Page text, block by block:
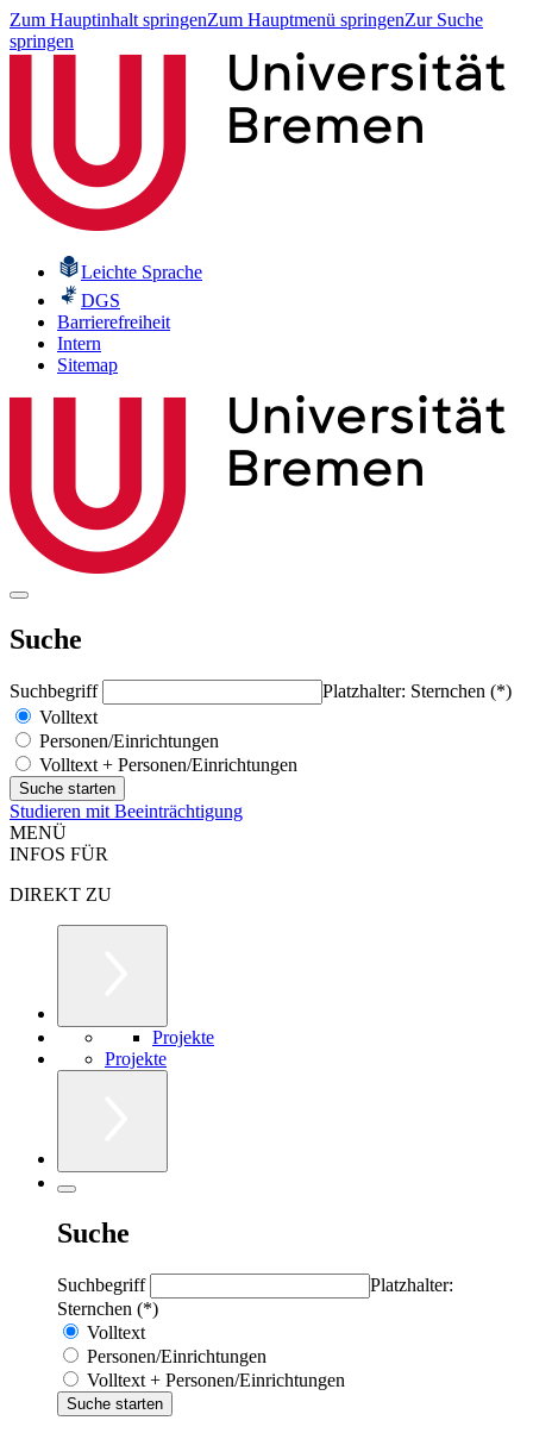
Zum Hauptinhalt springenZum Hauptmenü springenZur Suche
springen
Leichte Sprache
DGS
Barrierefreiheit
Intern
Sitemap
Suche
Suchbegriff
Platzhalter: Sternchen (*)
Volltext
Personen/Einrichtungen
Volltext + Personen/Einrichtungen
Studieren mit Beeinträchtigung
MENÜ
INFOS FÜR
DIREKT ZU
Projekte
Projekte
Suche
Suchbegriff
Platzhalter:
Sternchen (*)
Volltext
Personen/Einrichtungen
Volltext + Personen/Einrichtungen